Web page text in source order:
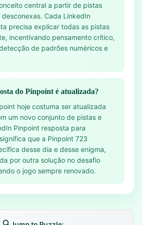
central a partir de pistas
Cada LinkedIn
precisa explicar todas as pistas
incentivando pensamento crítico,
de padrões numéricos e
do Pinpoint é atualizada?
hoje costuma ser atualizada
um novo conjunto de pistas e
Pinpoint resposta para
que a Pinpoint 723
desse dia e desse enigma,
por outra solução no desafio
o jogo sempre renovado.